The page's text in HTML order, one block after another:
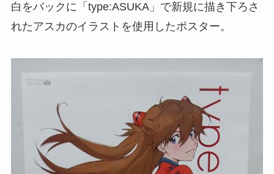
白をバックに「type:ASUKA」で新規に描き下ろさ
れたアスカのイラストを使用したポスター。